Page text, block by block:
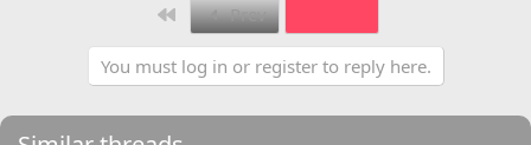
First Prev
You must log in or register to reply here.